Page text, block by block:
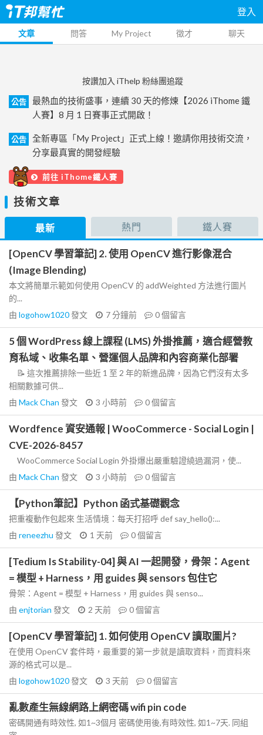
登入
文章 問答 My Project 徵才 聊天
按讚加入 iThelp 粉絲團追蹤
公告
最熱血的技術盛事，連續 30 天的修煉【2026 iThome 鐵
人賽】8 月 1 日賽事正式開啟！
公告
全新專區「My Project」正式上線！邀請你用技術交流，
分享最真實的開發經驗
前往 iThome鐵人賽
技術文章
最新 熱門 鐵人賽
[OpenCV 學習筆記] 2. 使用 OpenCV 進行影像混合
(Image Blending)
本文將簡單示範如何使用 OpenCV 的 addWeighted 方法進行圖片
的...
由 logohow1020發文 7 分鐘前 0個留言
5 個 WordPress 線上課程 (LMS) 外掛推薦，適合經營教
育私域、收集名單、營運個人品牌和內容商業化部署
📝 這次推薦排除一些近 1 至 2 年的新進品牌，因為它們沒有太多
相關數據可供...
由 Mack Chan 發文 3 小時前 0個留言
Wordfence 資安通報 | WooCommerce - Social Login |
CVE-2026-8457
WooCommerce Social Login 外掛爆出嚴重驗證繞過漏洞，使...
由 Mack Chan 發文 3 小時前 0個留言
【Python筆記】Python 函式基礎觀念
把重複動作包起來 生活情境：每天打招呼 def say_hello():...
由 reneezhu 發文 1 天前 0個留言
[Tedium Is Stability-04] 與 AI 一起開發，骨架：Agent
= 模型 + Harness，用 guides 與 sensors 包住它
骨架：Agent = 模型 + Harness，用 guides 與 senso...
由 enjtorian 發文 2 天前 0個留言
[OpenCV 學習筆記] 1. 如何使用 OpenCV 讀取圖片?
在使用 OpenCV 套件時，最重要的第一步就是讀取資料，而資料來
源的格式可以是...
由 logohow1020發文 3 天前 0個留言
亂數產生無線網路上網密碼 wifi pin code
密碼開通有時效性, 如1~3個月 密碼使用後,有時效性, 如1~7天. 同組